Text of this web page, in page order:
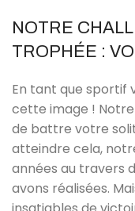
NOTRE
TROPHÉE :
En tant que sportif
cette image !
de battre votre
atteindre cela,
années au travers
avons réalisées.